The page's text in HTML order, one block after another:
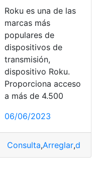
Roku,Sobrecaliente
Roku es una de las
marcas más
populares de
dispositivos de
transmisión,
dispositivo Roku.
Proporciona acceso
a más de 4.500
06/06/2023
Consulta,Arreglar,